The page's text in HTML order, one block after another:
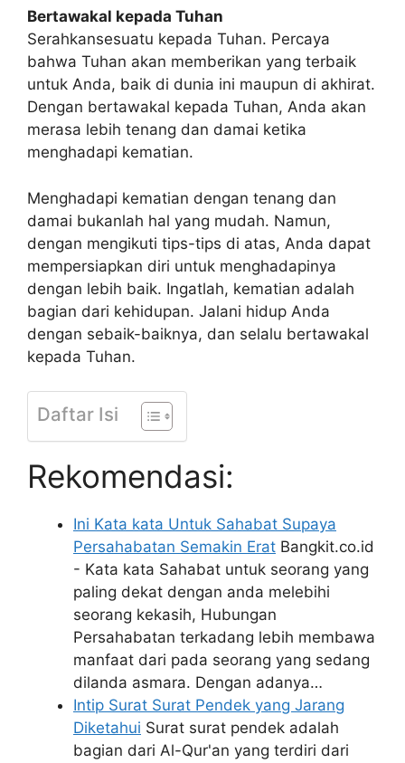
Bertawakal kepada Tuhan
Serahkansesuatu kepada Tuhan. Percaya
bahwa Tuhan akan memberikan yang terbaik
untuk Anda, baik di dunia ini maupun di akhirat.
Dengan bertawakal kepada Tuhan, Anda akan
merasa lebih tenang dan damai ketika
menghadapi kematian.
Menghadapi kematian dengan tenang dan
damai bukanlah hal yang mudah. Namun,
dengan mengikuti tips-tips di atas, Anda dapat
mempersiapkan diri untuk menghadapinya
dengan lebih baik. Ingatlah, kematian adalah
bagian dari kehidupan. Jalani hidup Anda
dengan sebaik-baiknya, dan selalu bertawakal
kepada Tuhan.
Daftar Isi
Rekomendasi:
Ini Kata kata Untuk Sahabat Supaya
Persahabatan Semakin Erat Bangkit.co.id
- Kata kata Sahabat untuk seorang yang
paling dekat dengan anda melebihi
seorang kekasih, Hubungan
Persahabatan terkadang lebih membawa
manfaat dari pada seorang yang sedang
dilanda asmara. Dengan adanya…
Intip Surat Surat Pendek yang Jarang
Diketahui Surat surat pendek adalah
bagian dari Al-Qur'an yang terdiri dari